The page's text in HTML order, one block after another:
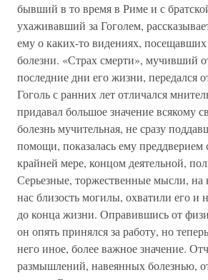
бывший в то время в Риме и с
ухаживавший за Гоголем,
ему о каких-то видениях, посещавших
болезни. «Страх смерти», мучивший
последние дни его жизни, передался
Гоголь с ранних лет отличался
придавал большое значение всякому
болезнь мучительная, не сразу
помощи, показалась ему преддверием
крайней мере, концом деятельной,
Серьезные, торжественные мысли, на
нас близость могилы, охватили его и
до конца жизни. Оправившись от
он опять принялся за работу, но
него иное, более важное значение.
размышлений, навеянных болезнью,